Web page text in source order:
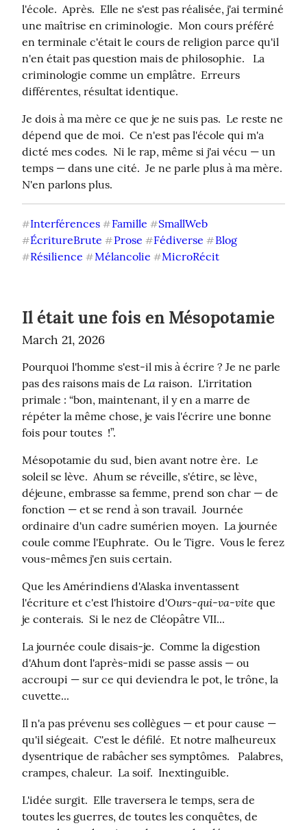
l'école.  Après.  Elle ne s'est pas réalisée, j'ai terminé
une maîtrise en criminologie.  Mon cours préféré
en terminale c'était le cours de religion parce qu'il
n'en était pas question mais de philosophie.   La
criminologie comme un emplâtre.  Erreurs
différentes, résultat identique.
Je dois à ma mère ce que je ne suis pas.  Le reste ne
dépend que de moi.  Ce n'est pas l'école qui m'a
dicté mes codes.  Ni le rap, même si j'ai vécu — un
temps — dans une cité.  Je ne parle plus à ma mère.
N'en parlons plus.
#Interférences #Famille #SmallWeb
#ÉcritureBrute #Prose #Fédiverse #Blog
#Résilience #Mélancolie #MicroRécit
Il était une fois en Mésopotamie
March 21, 2026
Pourquoi l'homme s'est-il mis à écrire ? Je ne parle
pas des raisons mais de La raison.  L'irritation
primale : “bon, maintenant, il y en a marre de
répéter la même chose, je vais l'écrire une bonne
fois pour toutes  !”.
Mésopotamie du sud, bien avant notre ère.  Le
soleil se lève.  Ahum se réveille, s'étire, se lève,
déjeune, embrasse sa femme, prend son char — de
fonction — et se rend à son travail.  Journée
ordinaire d'un cadre sumérien moyen.  La journée
coule comme l'Euphrate.  Ou le Tigre.  Vous le ferez
vous-mêmes j'en suis certain.
Que les Amérindiens d'Alaska inventassent
l'écriture et c'est l'histoire d'Ours-qui-va-vite que
je conterais.  Si le nez de Cléopâtre VII...
La journée coule disais-je.  Comme la digestion
d'Ahum dont l'après-midi se passe assis — ou
accroupi — sur ce qui deviendra le pot, le trône, la
cuvette...
Il n'a pas prévenu ses collègues — et pour cause —
qu'il siégeait.  C'est le défilé.  Et notre malheureux
dysentrique de rabâcher ses symptômes.   Palabres,
crampes, chaleur.  La soif.  Inextinguible.
L'idée surgit.  Elle traversera le temps, sera de
toutes les guerres, de toutes les conquêtes, de